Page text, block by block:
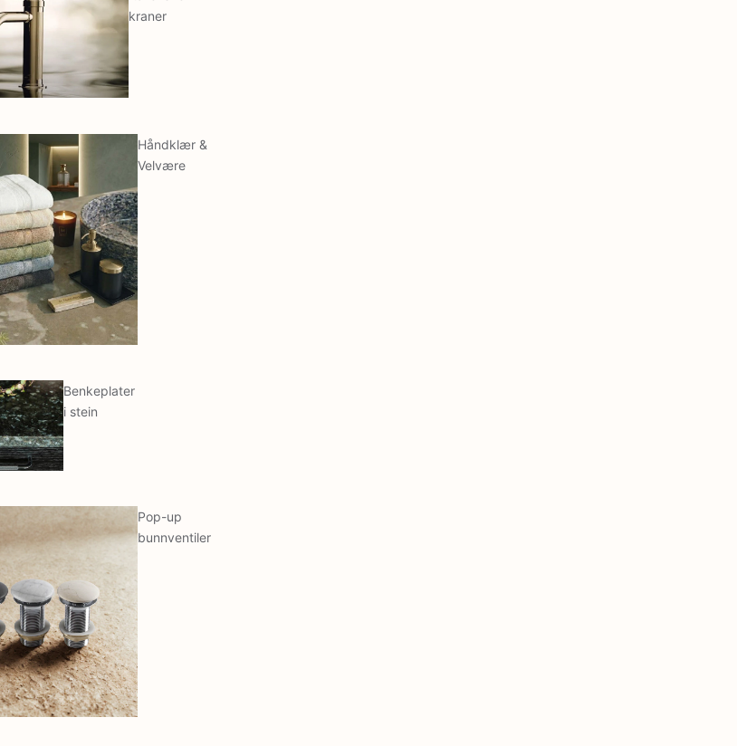
kraner
Håndklær &
Velvære
Benkeplater
i stein
Pop-up
bunnventiler